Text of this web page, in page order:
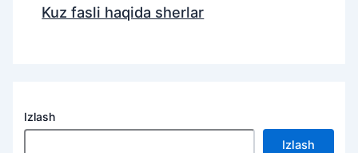
Kuz fasli haqida sherlar
Izlash
Izlash